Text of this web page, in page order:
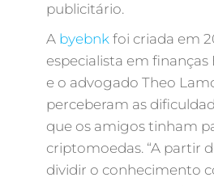
publicitário.
A byebnkfoi criada em
especialista em finanças
e o advogado Theo
perceberam as
que os amigos tinham
criptomoedas. “A partir
dividir o conhecimento